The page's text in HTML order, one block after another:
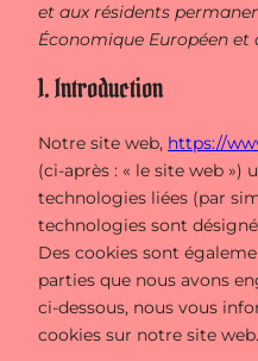
et aux résidents
Économique Européen et
1. Introduction
Notre site web, https://
(ci-après : « le site web »)
technologies liées (par
technologies sont
Des cookies sont
parties que nous avons
ci-dessous, nous vous
cookies sur notre site web.